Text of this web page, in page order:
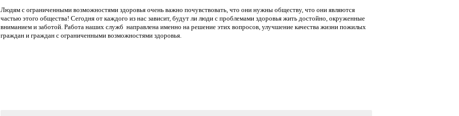
Людям с ограниченными возможностями здоровья очень важно почувствовать, что они нужны обществу, что они являются
частью этого общества! Сегодня от каждого из нас зависит, будут ли люди с проблемами здоровья жить достойно, окруженные
вниманием и заботой. Работа наших служб направлена именно на решение этих вопросов, улучшение качества жизни пожилых
граждан и граждан с ограниченными возможностями здоровья.